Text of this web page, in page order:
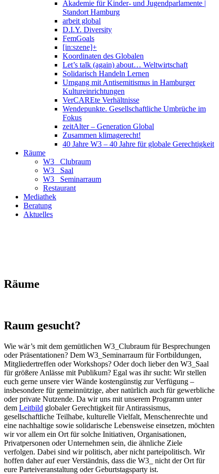
Akademie für Kinder- und Jugendparlamente |
Standort Hamburg
arbeit global
D.I.Y. Diversity
FemGoals
[in:szene]+
Koordinaten des Globalen
Let’s talk (again) about… Weltwirtschaft
Solidarisch Handeln Lernen
Umgang mit Antisemitismus in Hamburger
Kultureinrichtungen
VerCAREte Verhältnisse
Wendepunkte. Gesellschaftliche Umbrüche im
Fokus
zeitAlter – Generation Global
Zusammen klimagerecht!
40 Jahre W3 – 40 Jahre für globale Gerechtigkeit
Räume
W3_ Clubraum
W3_ Saal
W3_ Seminarraum
Restaurant
Mediathek
Beratung
Aktuelles
Räume
Raum gesucht?
Wie wär’s mit dem gemütlichen W3_Clubraum für Besprechungen
oder Präsentationen? Dem W3_Seminarraum für Fortbildungen,
Mitgliedertreffen oder Workshops? Oder doch lieber den W3_Saal
für größere Anlässe mit Publikum? Egal was ihr sucht: Wir stellen
euch gerne unsere vier Wände kostengünstig zur Verfügung –
insbesondere für gemeinnützige, aber natürlich auch für gewerbliche
oder private Nutzende. Da wir uns mit unserem Programm unter
dem Leitbild globaler Gerechtigkeit für Antirassismus,
gesellschaftliche Teilhabe, kulturelle Vielfalt, Menschenrechte und
eine nachhaltige sowie solidarische Lebensweise einsetzen, möchten
wir vor allem ein Ort für solche Initiativen, Organisationen,
Privatpersonen oder Unternehmen sein, die ähnliche Ziele
verfolgen. Dabei sind wir politisch, aber nicht parteipolitisch. Wir
hoffen daher auf euer Verständnis, dass die W3_ nicht der Ort für
eure Parteiveranstaltung oder Geburtstagsparty ist.